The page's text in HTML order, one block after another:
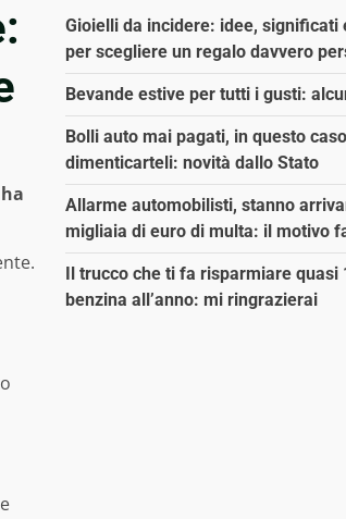
Gioielli da incidere: idee, significati
per scegliere un regalo davvero
Bevande estive per tutti i gusti:
Bolli auto mai pagati, in questo
dimenticarteli: novità dallo Stato
Allarme automobilisti, stanno
migliaia di euro di multa: il motivo
Il trucco che ti fa risparmiare quasi
benzina all’anno: mi ringrazierai